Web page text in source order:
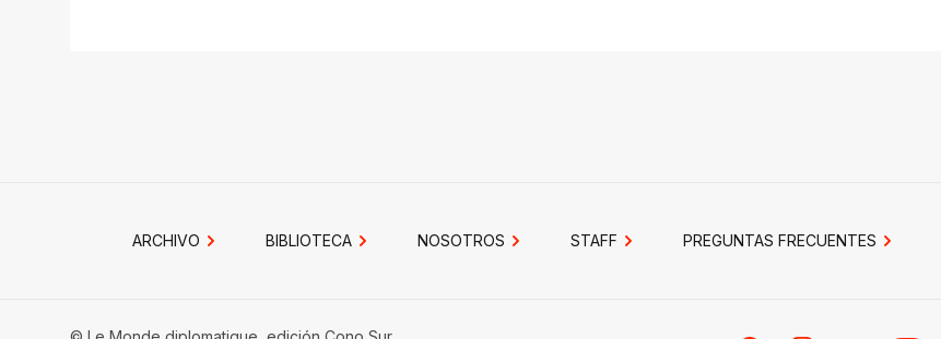
ARCHIVO BIBLIOTECA NOSOTROS STAFF PREGUNTAS FRECUENTES